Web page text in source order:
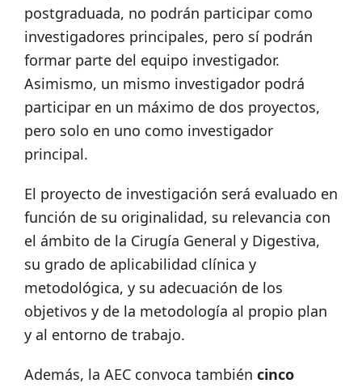
postgraduada, no podrán participar como
investigadores principales, pero sí podrán
formar parte del equipo investigador.
Asimismo, un mismo investigador podrá
participar en un máximo de dos proyectos,
pero solo en uno como investigador
principal.
El proyecto de investigación será evaluado en
función de su originalidad, su relevancia con
el ámbito de la Cirugía General y Digestiva,
su grado de aplicabilidad clínica y
metodológica, y su adecuación de los
objetivos y de la metodología al propio plan
y al entorno de trabajo.
Además, la AEC convoca también cinco